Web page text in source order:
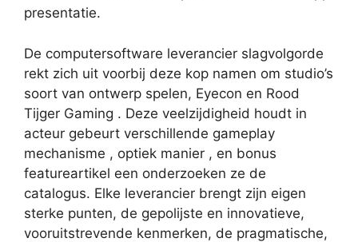
presentatie.
De computersoftware leverancier slagvolgorde
rekt zich uit voorbij deze kop namen om studio’s
soort van ontwerp spelen, Eyecon en Rood
Tijger Gaming . Deze veelzijdigheid houdt in
acteur gebeurt verschillende gameplay
mechanisme , optiek manier , en bonus
featureartikel een onderzoeken ze de
catalogus. Elke leverancier brengt zijn eigen
sterke punten, de gepolijste en innovatieve,
vooruitstrevende kenmerken, de pragmatische,